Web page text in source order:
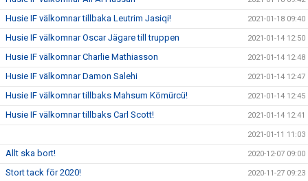
Husie IF välkomnar tillbaka Leutrim Jasiqi! 2021-01-18 09:40
Husie IF välkomnar Oscar Jägare till truppen 2021-01-14 12:50
Husie IF välkomnar Charlie Mathiasson 2021-01-14 12:48
Husie IF välkomnar Damon Salehi 2021-01-14 12:47
Husie IF välkomnar tillbaks Mahsum Kömürcü! 2021-01-14 12:45
Husie IF välkomnar tillbaks Carl Scott! 2021-01-14 12:41
2021-01-11 11:03
Allt ska bort! 2020-12-07 09:00
Stort tack för 2020! 2020-11-27 09:23